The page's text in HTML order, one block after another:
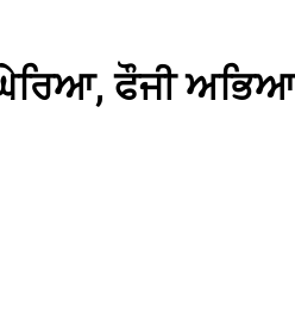
ਫੌਜੀ